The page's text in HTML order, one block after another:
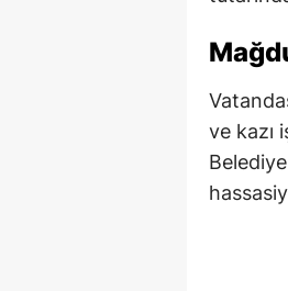
ve kazı